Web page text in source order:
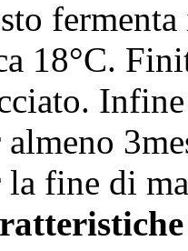
18°C.
almeno
la fine di